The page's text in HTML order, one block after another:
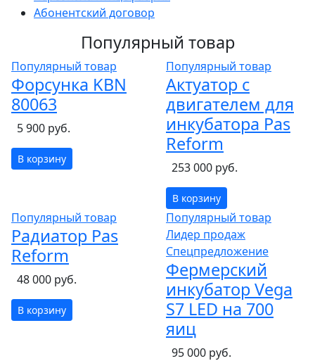
Абонентский договор
Популярный товар
Популярный товар
Форсунка KBN
80063
5 900 руб.
В корзину
Популярный товар
Актуатор с
двигателем для
инкубатора Pas
Reform
253 000 руб.
В корзину
Популярный товар
Радиатор Pas
Reform
48 000 руб.
В корзину
Популярный товар
Лидер продаж
Спецпредложение
Фермерский
инкубатор Vega
S7 LED на 700
яиц
95 000 руб.